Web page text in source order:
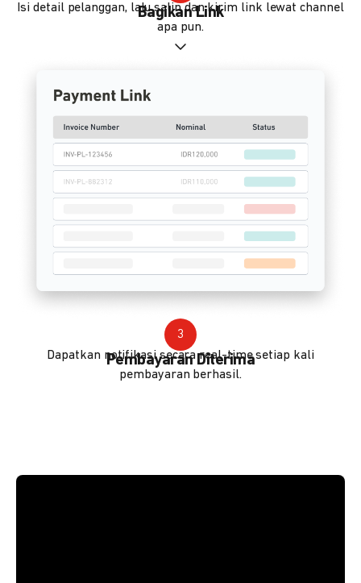
Bagikan Link
Isi detail pelanggan, lalu salin dan kirim link lewat channel
apa pun.
3
Pembayaran Diterima
Dapatkan notifikasi secara real-time setiap kali
pembayaran berhasil.